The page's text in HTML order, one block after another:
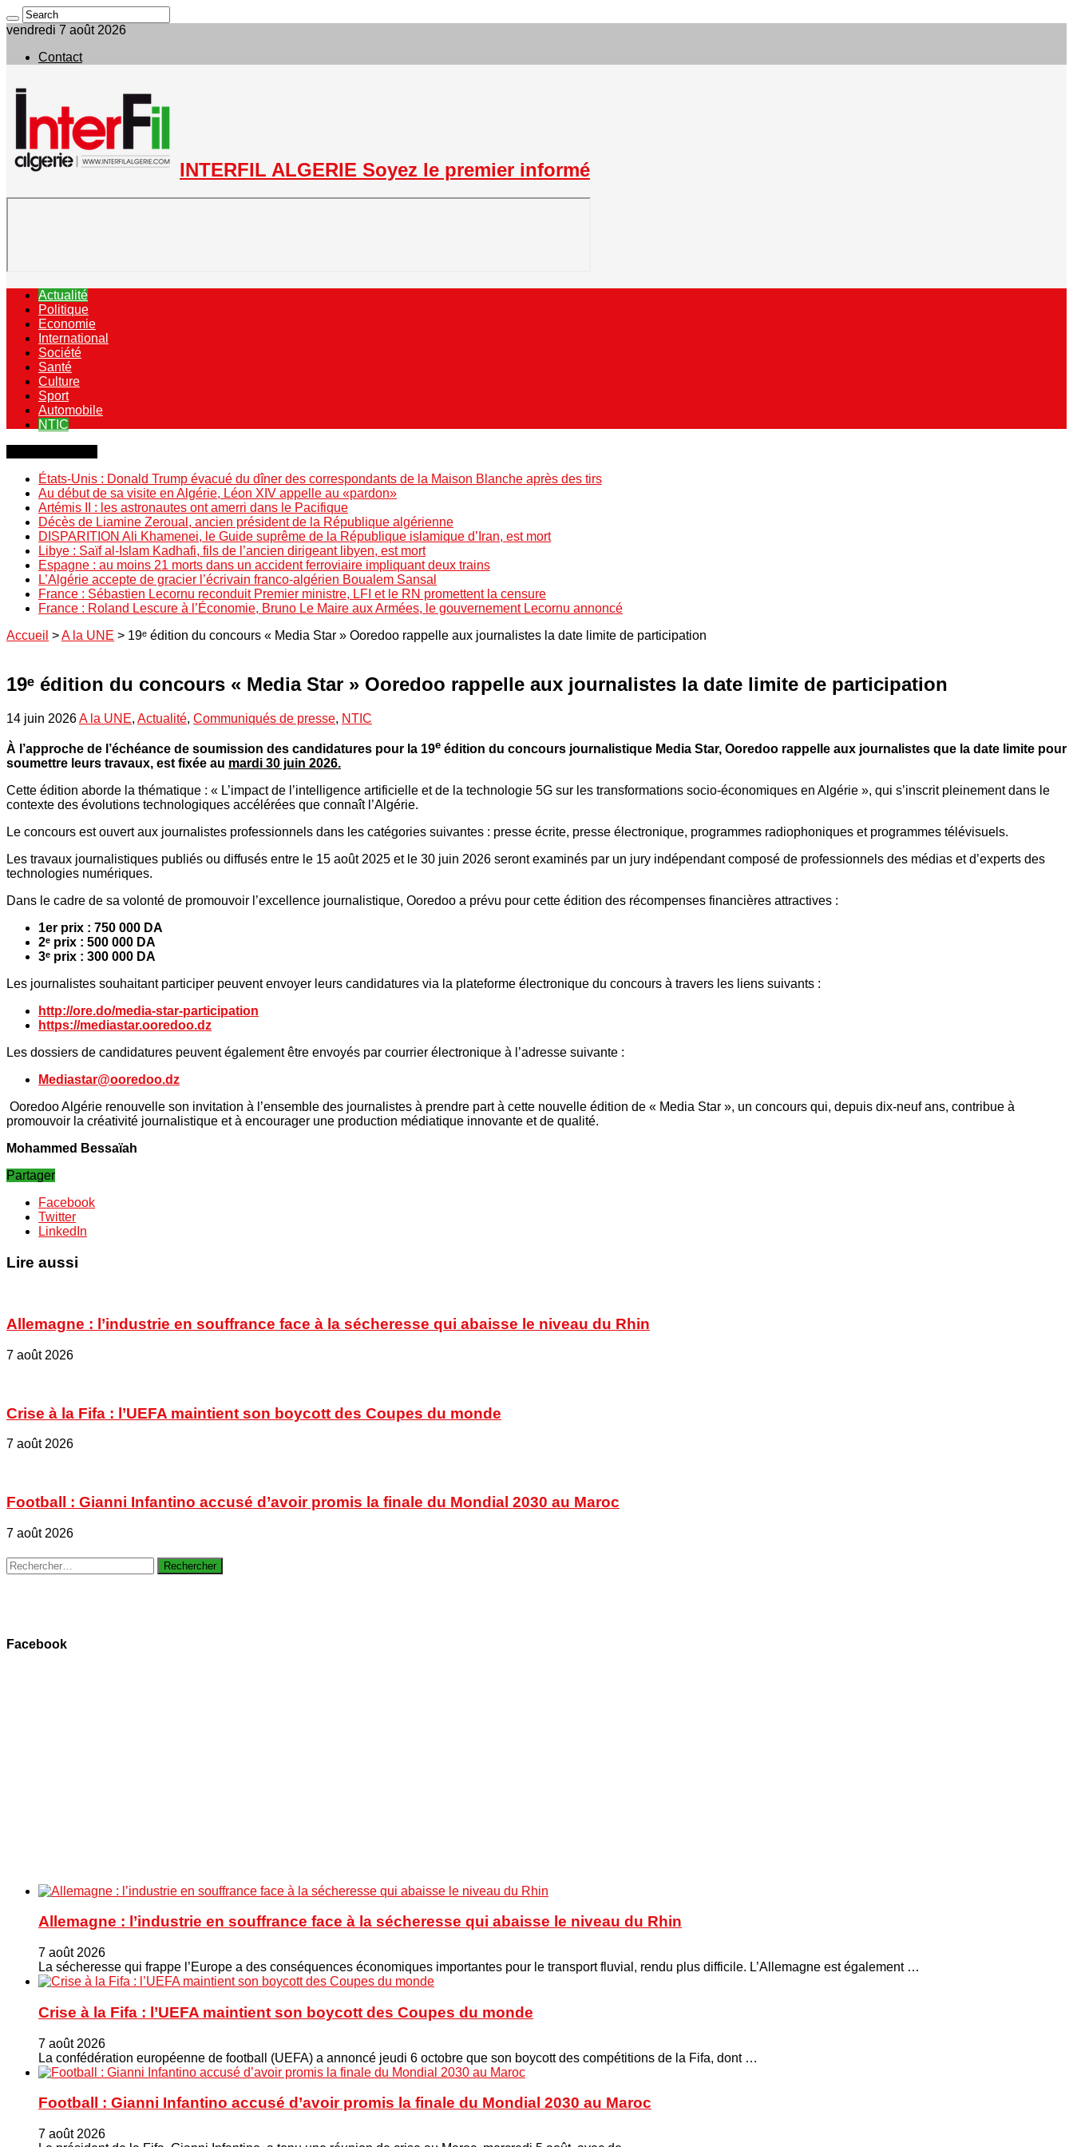
vendredi 7 août 2026
Contact
INTERFIL ALGERIE Soyez le premier informé
Actualité
Politique
Economie
International
Société
Santé
Culture
Sport
Automobile
NTIC
États-Unis : Donald Trump évacué du dîner des correspondants de la Maison Blanche après des tirs
Au début de sa visite en Algérie, Léon XIV appelle au «pardon»
Artémis II : les astronautes ont amerri dans le Pacifique
Décès de Liamine Zeroual, ancien président de la République algérienne
DISPARITION Ali Khamenei, le Guide suprême de la République islamique d’Iran, est mort
Libye : Saïf al-Islam Kadhafi, fils de l’ancien dirigeant libyen, est mort
Espagne : au moins 21 morts dans un accident ferroviaire impliquant deux trains
L’Algérie accepte de gracier l’écrivain franco-algérien Boualem Sansal
France : Sébastien Lecornu reconduit Premier ministre, LFI et le RN promettent la censure
France : Roland Lescure à l’Économie, Bruno Le Maire aux Armées, le gouvernement Lecornu annoncé
Accueil >A la UNE > 19ᵉ édition du concours « Media Star » Ooredoo rappelle aux journalistes la date limite de participation
19ᵉ édition du concours « Media Star » Ooredoo rappelle aux journalistes la date limite de participation
14 juin 2026A la UNE, Actualité, Communiqués de presse, NTIC
À l’approche de l’échéance de soumission des candidatures pour la 19e édition du concours journalistique Media Star, Ooredoo rappelle aux journalistes que la date limite pour
soumettre leurs travaux, est fixée au mardi 30 juin 2026.
Cette édition aborde la thématique : « L’impact de l’intelligence artificielle et de la technologie 5G sur les transformations socio-économiques en Algérie », qui s’inscrit pleinement dans le
contexte des évolutions technologiques accélérées que connaît l’Algérie.
Le concours est ouvert aux journalistes professionnels dans les catégories suivantes : presse écrite, presse électronique, programmes radiophoniques et programmes télévisuels.
Les travaux journalistiques publiés ou diffusés entre le 15 août 2025 et le 30 juin 2026 seront examinés par un jury indépendant composé de professionnels des médias et d’experts des
technologies numériques.
Dans le cadre de sa volonté de promouvoir l’excellence journalistique, Ooredoo a prévu pour cette édition des récompenses financières attractives :
1er prix : 750 000 DA
2ᵉ prix : 500 000 DA
3ᵉ prix : 300 000 DA
Les journalistes souhaitant participer peuvent envoyer leurs candidatures via la plateforme électronique du concours à travers les liens suivants :
http://ore.do/media-star-participation
https://mediastar.ooredoo.dz
Les dossiers de candidatures peuvent également être envoyés par courrier électronique à l’adresse suivante :
Mediastar@ooredoo.dz
Ooredoo Algérie renouvelle son invitation à l’ensemble des journalistes à prendre part à cette nouvelle édition de « Media Star », un concours qui, depuis dix-neuf ans, contribue à
promouvoir la créativité journalistique et à encourager une production médiatique innovante et de qualité.
Mohammed Bessaïah
Partager
Facebook
Twitter
LinkedIn
Lire aussi
Allemagne : l’industrie en souffrance face à la sécheresse qui abaisse le niveau du Rhin
7 août 2026
Crise à la Fifa : l’UEFA maintient son boycott des Coupes du monde
7 août 2026
Football : Gianni Infantino accusé d’avoir promis la finale du Mondial 2030 au Maroc
7 août 2026
Rechercher :
Facebook
Allemagne : l’industrie en souffrance face à la sécheresse qui abaisse le niveau du Rhin
7 août 2026
La sécheresse qui frappe l’Europe a des conséquences économiques importantes pour le transport fluvial, rendu plus difficile. L’Allemagne est également …
Crise à la Fifa : l’UEFA maintient son boycott des Coupes du monde
7 août 2026
La confédération européenne de football (UEFA) a annoncé jeudi 6 octobre que son boycott des compétitions de la Fifa, dont …
Football : Gianni Infantino accusé d’avoir promis la finale du Mondial 2030 au Maroc
7 août 2026